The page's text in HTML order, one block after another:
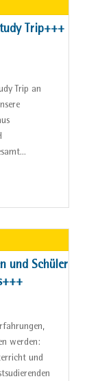
Trip+++
Trip an
und Schüler
werden:
und